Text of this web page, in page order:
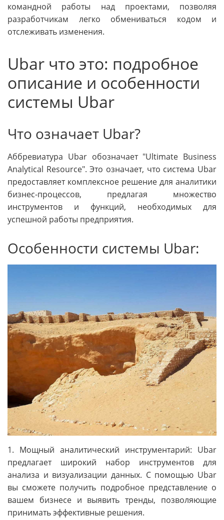
командной работы над проектами, позволяя
разработчикам легко обмениваться кодом и
отслеживать изменения.
Ubar что это: подробное
описание и особенности
системы Ubar
Что означает Ubar?
Аббревиатура Ubar обозначает "Ultimate Business
Analytical Resource". Это означает, что система Ubar
предоставляет комплексное решение для аналитики
бизнес-процессов, предлагая множество
инструментов и функций, необходимых для
успешной работы предприятия.
Особенности системы Ubar:
1. Мощный аналитический инструментарий: Ubar
предлагает широкий набор инструментов для
анализа и визуализации данных. С помощью Ubar
вы сможете получить подробное представление о
вашем бизнесе и выявить тренды, позволяющие
принимать эффективные решения.